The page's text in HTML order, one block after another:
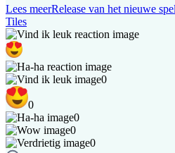
Lees meerRelease van het nieuwe
Tiles
0
0
0
0
0